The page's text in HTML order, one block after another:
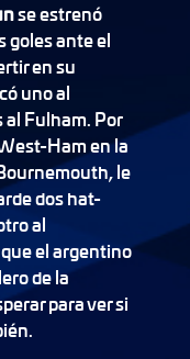
se estrenó
goles ante el
en su
uno al
Fulham. Por
Ham en la
le
dos hat-
al
el argentino
de la
para ver si